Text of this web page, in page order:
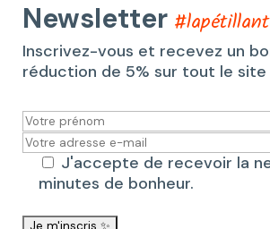
Newsletter
Inscrivez-vous et recevez un
réduction de 5% sur tout le site
J'accepte de recevoir la
minutes de bonheur.